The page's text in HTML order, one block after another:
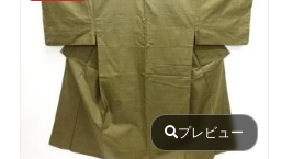
プレビュー